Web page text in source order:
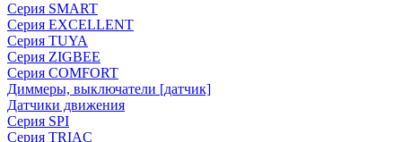
Серия SMART
Серия EXCELLENT
Серия TUYA
Серия ZIGBEE
Серия COMFORT
Диммеры, выключатели [датчик]
Датчики движения
Серия SPI
Серия TRIAC